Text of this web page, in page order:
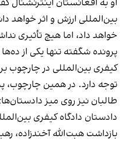
او به افغانستان اینترنشنال
بین‌المللی ارزش و اثر خواهد
خواهد داد، اما هیچ تأثیری
پرونده شگفته تنها یکی از
کیفری بین‌المللی در چارچوب
توجه دارد. در همین چارچوب،
طالبان نیز روی میز
دادستان دادگاه کیفری
بازداشت هبت‌الله آخندزاده،